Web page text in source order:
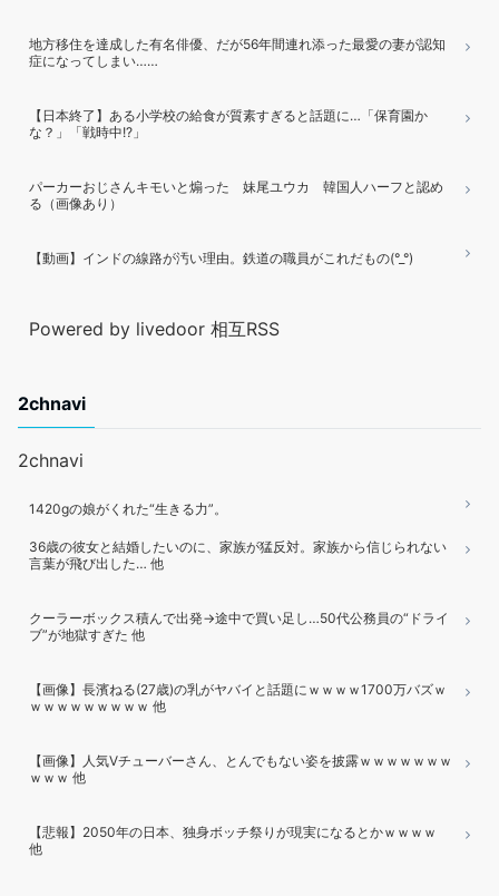
地方移住を達成した有名俳優、だが56年間連れ添った最愛の妻が認知
症になってしまい……
【日本終了】ある小学校の給食が質素すぎると話題に…「保育園か
な？」「戦時中!?」
パーカーおじさんキモいと煽った 妹尾ユウカ 韓国人ハーフと認め
る（画像あり）
【動画】インドの線路が汚い理由。鉄道の職員がこれだもの(°_°)
Powered by livedoor 相互RSS
2chnavi
2chnavi
1420gの娘がくれた“生きる力”。
36歳の彼女と結婚したいのに、家族が猛反対。家族から信じられない
言葉が飛び出した… 他
クーラーボックス積んで出発→途中で買い足し…50代公務員の“ドライ
ブ”が地獄すぎた 他
【画像】長濱ねる(27歳)の乳がヤバイと話題にｗｗｗｗ1700万バズｗ
ｗｗｗｗｗｗｗｗｗ 他
【画像】人気Vチューバーさん、とんでもない姿を披露ｗｗｗｗｗｗｗ
ｗｗｗ 他
【悲報】2050年の日本、独身ボッチ祭りが現実になるとかｗｗｗｗ
他